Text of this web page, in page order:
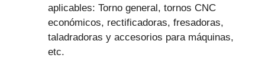
aplicables: Torno general, tornos CNC
económicos, rectificadoras, fresadoras,
taladradoras y accesorios para máquinas,
etc.